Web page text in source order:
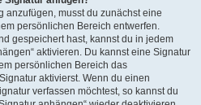
anzufügen, musst du zunächst eine
persönlichen Bereich entwerfen.
gespeichert hast, kannst du in jedem
aktivieren. Du kannst eine Signatur
persönlichen Bereich das
aktivierst. Wenn du einen
verfassen möchtest, so kannst du